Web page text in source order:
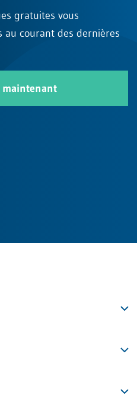
gratuites vous
au courant des dernières
maintenant